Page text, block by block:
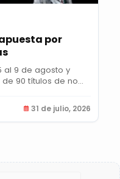
apuesta por
al 9 de agosto y
90 títulos de no...
31 de julio, 2026